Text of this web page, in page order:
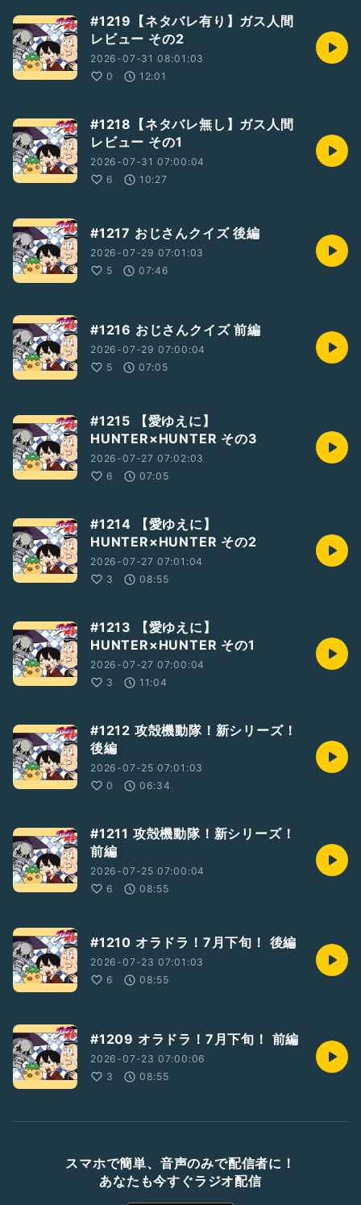
#1219【ネタバレ有り】ガス人間
レビュー その2
2026-07-31 08:01:03
0
12:01
#1218【ネタバレ無し】ガス人間
レビュー その1
2026-07-31 07:00:04
6
10:27
#1217 おじさんクイズ 後編
2026-07-29 07:01:03
5
07:46
#1216 おじさんクイズ 前編
2026-07-29 07:00:04
5
07:05
#1215 【愛ゆえに】
HUNTER×HUNTER その3
2026-07-27 07:02:03
6
07:05
#1214 【愛ゆえに】
HUNTER×HUNTER その2
2026-07-27 07:01:04
3
08:55
#1213 【愛ゆえに】
HUNTER×HUNTER その1
2026-07-27 07:00:04
3
11:04
#1212 攻殻機動隊！新シリーズ！
後編
2026-07-25 07:01:03
0
06:34
#1211 攻殻機動隊！新シリーズ！
前編
2026-07-25 07:00:04
6
08:55
#1210 オラドラ！7月下旬！ 後編
2026-07-23 07:01:03
6
08:55
#1209 オラドラ！7月下旬！ 前編
2026-07-23 07:00:06
3
08:55
スマホで簡単、音声のみで配信者に！
あなたも今すぐラジオ配信